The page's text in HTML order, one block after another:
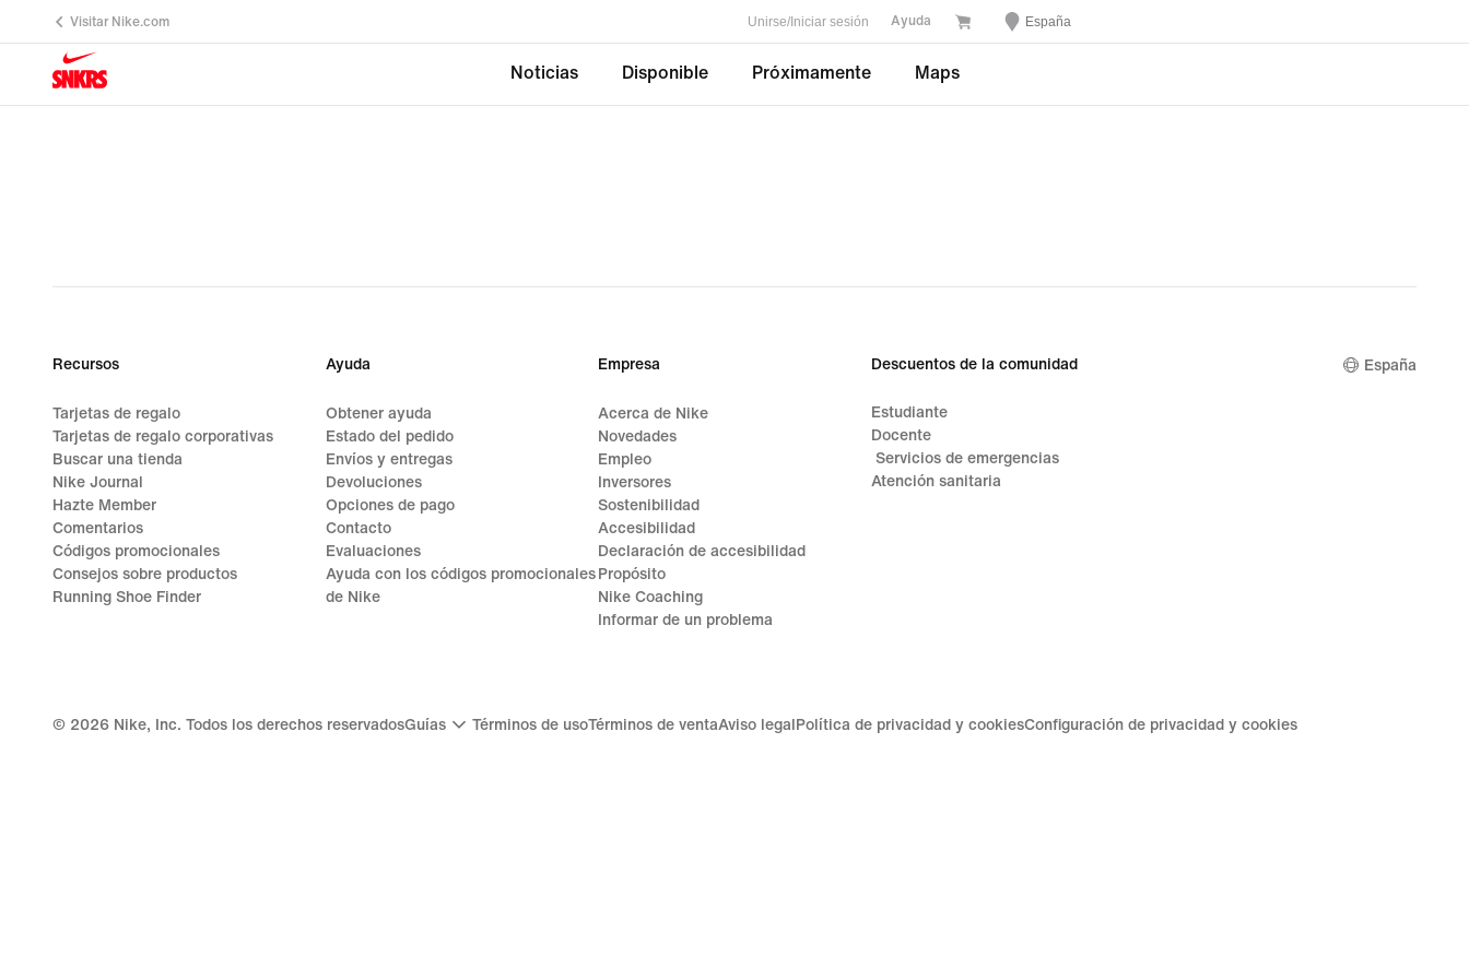
Visitar Nike.com Unirse/Iniciar sesión Ayuda España
Noticias Disponible Próximamente Maps
Recursos
Tarjetas de regalo
Tarjetas de regalo corporativas
Buscar una tienda
Nike Journal
Hazte Member
Comentarios
Códigos promocionales
Consejos sobre productos
Running Shoe Finder
Ayuda
Obtener ayuda
Estado del pedido
Envíos y entregas
Devoluciones
Opciones de pago
Contacto
Evaluaciones
Ayuda con los códigos promocionales
de Nike
Empresa
Acerca de Nike
Novedades
Empleo
Inversores
Sostenibilidad
Accesibilidad
Declaración de accesibilidad
Propósito
Nike Coaching
Informar de un problema
Descuentos de la comunidad
Estudiante
Docente
Servicios de emergencias
Atención sanitaria
España
© 2026 Nike, Inc. Todos los derechos reservadosGuías Términos de usoTérminos de ventaAviso legalPolítica de privacidad y cookiesConfiguración de privacidad y cookies